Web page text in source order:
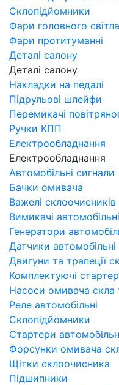
Склопідйомники
Фари головного світла
Фари протитуманні
Деталі салону
Деталі салону
Накладки на педалі
Підрульові шлейфи
Перемикачі
Ручки КПП
Електрообладнання
Електрообладнання
Автомобільні сигнали
Бачки омивача
Важелі склоочисників
Вимикачі автомобільні
Генератори
Датчики автомобільні
Двигуни та трапеції
Комплектуючі
Насоси омивача скла
Реле автомобільні
Склопідйомники
Стартери
Форсунки омивача
Щітки склоочисника
Підшипники